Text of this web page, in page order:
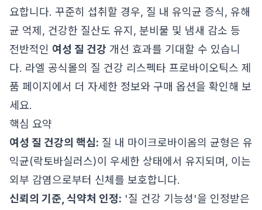
요합니다. 꾸준히 섭취할 경우, 질 내 유익균 증식, 유해
균 억제, 건강한 질산도 유지, 분비물 및 냄새 감소 등
전반적인 여성 질 건강 개선 효과를 기대할 수 있습니
다. 라엘 공식몰의 질 건강 리스펙타 프로바이오틱스 제
품 페이지 에서 더 자세한 정보와 구매 옵션을 확인해 보
세요.
핵심 요약
여성 질 건강의 핵심: 질 내 마이크로바이옴의 균형은 유
익균(락토바실러스)이 우세한 상태에서 유지되며, 이는
외부 감염으로부터 신체를 보호합니다.
신뢰의 기준, 식약처 인정: '질 건강 기능성'을 인정받은